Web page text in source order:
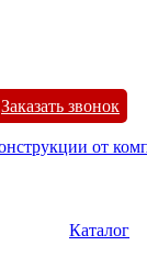
Заказать звонок
Каталог